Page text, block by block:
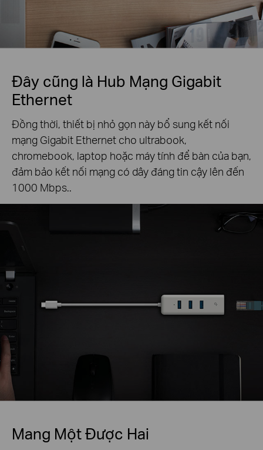
Đây cũng là Hub Mạng Gigabit
Ethernet
Đồng thời, thiết bị nhỏ gọn này bổ sung kết nối
mạng Gigabit Ethernet cho ultrabook,
chromebook, laptop hoặc máy tính để bàn của bạn,
đảm bảo kết nối mạng có dây đáng tin cậy lên đến
1000 Mbps..
Mang Một Được Hai